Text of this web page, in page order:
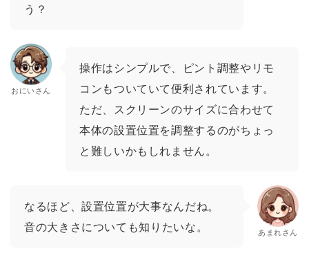
う？
おにいさん
操作はシンプルで、ピント調整やリモ
コンもついていて便利されています。
ただ、スクリーンのサイズに合わせて
本体の設置位置を調整するのがちょっ
と難しいかもしれません。
なるほど、設置位置が大事なんだね。
音の大きさについても知りたいな。
あまれさん